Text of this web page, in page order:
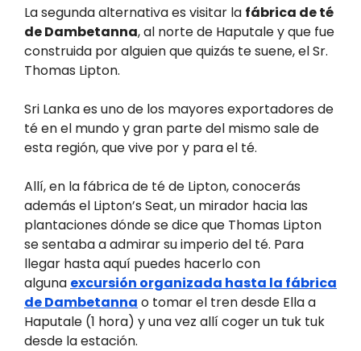
La segunda alternativa es visitar la fábrica de té
de Dambetanna, al norte de Haputale y que fue
construida por alguien que quizás te suene, el Sr.
Thomas Lipton.
Sri Lanka es uno de los mayores exportadores de
té en el mundo y gran parte del mismo sale de
esta región, que vive por y para el té.
Allí, en la fábrica de té de Lipton, conocerás
además el Lipton’s Seat, un mirador hacia las
plantaciones dónde se dice que Thomas Lipton
se sentaba a admirar su imperio del té. Para
llegar hasta aquí puedes hacerlo con
alguna excursión organizada hasta la fábrica
de Dambetanna o tomar el tren desde Ella a
Haputale (1 hora) y una vez allí coger un tuk tuk
desde la estación.